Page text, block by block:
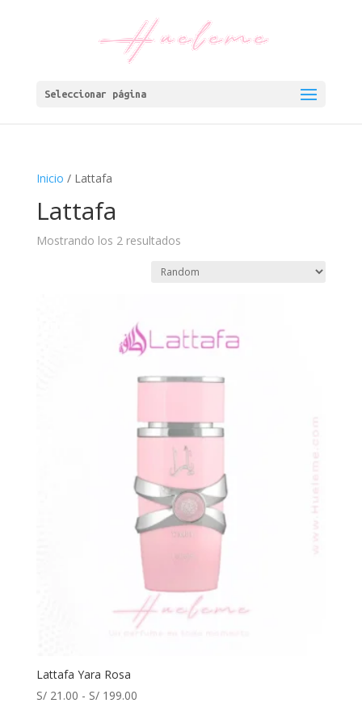
Seleccionar página
Inicio / Lattafa
Lattafa
Mostrando los 2 resultados
Lattafa Yara Rosa
S/21.00 - S/199.00Rango